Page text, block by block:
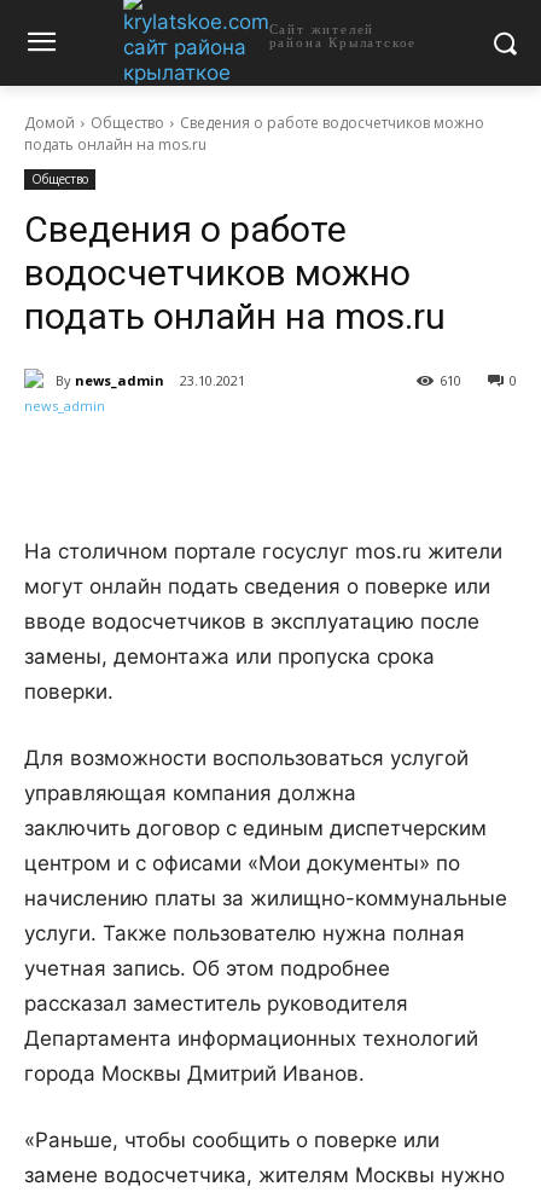
Сайт жителей
района Крылатское
Домой Общество
Сведения о работе водосчетчиков можно
подать онлайн на mos.ru
Общество
Сведения о работе
водосчетчиков можно
подать онлайн на mos.ru
By news_admin 23.10.2021 0
610
На столичном портале госуслуг mos.ru жители
могут онлайн подать сведения о поверке или
вводе водосчетчиков в эксплуатацию после
замены, демонтажа или пропуска срока
поверки.
Для возможности воспользоваться услугой
управляющая компания должна
заключить договор с единым диспетчерским
центром и с офисами «Мои документы» по
начислению платы за жилищно-коммунальные
услуги. Также пользователю нужна полная
учетная запись. Об этом подробнее
рассказал заместитель руководителя
Департамента информационных технологий
города Москвы Дмитрий Иванов.
«Раньше, чтобы сообщить о поверке или
замене водосчетчика, жителям Москвы нужно